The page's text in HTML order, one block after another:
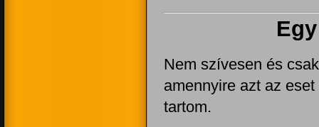
Nem szívesen és
amennyire azt az
tartom.